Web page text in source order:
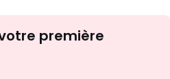
d'inspirations
votre première